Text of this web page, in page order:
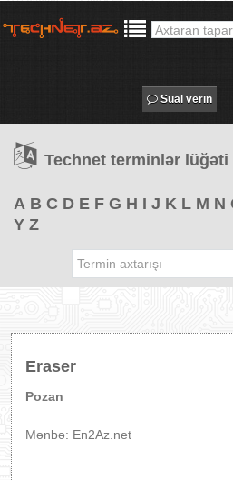
Sual verin
Technet terminlər lüğəti
A B C D E F G H I J K L M N
Y Z
Eraser
Pozan
Mənbə: En2Az.net